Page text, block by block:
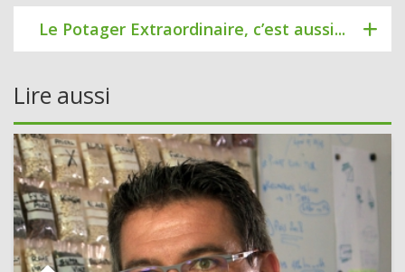
Le Potager Extraordinaire, c’est aussi...
Lire aussi